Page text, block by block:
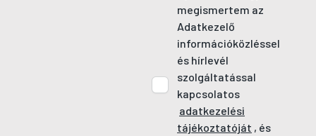
megismertem az
Adatkezelő
információközléssel
és hírlevél
szolgáltatással
kapcsolatos
adatkezelési
tájékoztatóját , és